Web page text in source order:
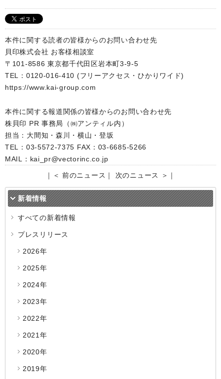
本件に関する読者の皆様からのお問い合わせ先
貝印株式会社 お客様相談室
〒101-8586 東京都千代田区岩本町3-9-5
TEL：0120-016-410 (フリーアクセス・ひかりワイド)
https://www.kai-group.com
本件に関する報道関係の皆様からのお問い合わせ先
株貝印 PR 事務局（㈱アンティル内）
担当：大間知・森川・横山・登坂
TEL：03-5572-7375 FAX：03-6685-5266
MAIL：kai_pr@vectorinc.co.jp
｜ ＜ 前のニュース ｜ 次のニュース ＞ ｜
新着情報
すべての新着情報
プレスリリース
2026年
2025年
2024年
2023年
2022年
2021年
2020年
2019年